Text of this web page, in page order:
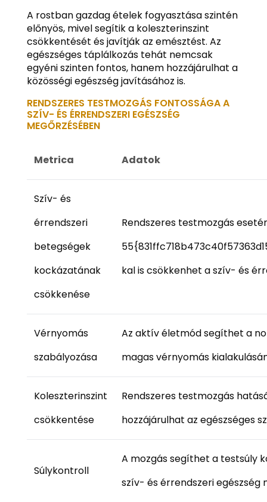
A rostban gazdag ételek fogyasztása szintén
előnyös, mivel segítik a koleszterinszint
csökkentését és javítják az emésztést. Az
egészséges táplálkozás tehát nemcsak
egyéni szinten fontos, hanem hozzájárulhat a
közösségi egészség javításához is.
RENDSZERES TESTMOZGÁS FONTOSSÁGA A
SZÍV- ÉS ÉRRENDSZERI EGÉSZSÉG
MEGŐRZÉSÉBEN
Metrica Adatok
Szív- és
érrendszeri
betegségek
kockázatának
csökkenése
Rendszeres testmozgás
kal is csökkenhet a szív- és
Vérnyomás
szabályozása
Az aktív életmód segíthet a
magas vérnyomás
Koleszterinszint
csökkentése
Rendszeres testmozgás
hozzájárulhat az egészséges
Súlykontroll
A mozgás segíthet a testsúly
szív- és érrendszeri egészség